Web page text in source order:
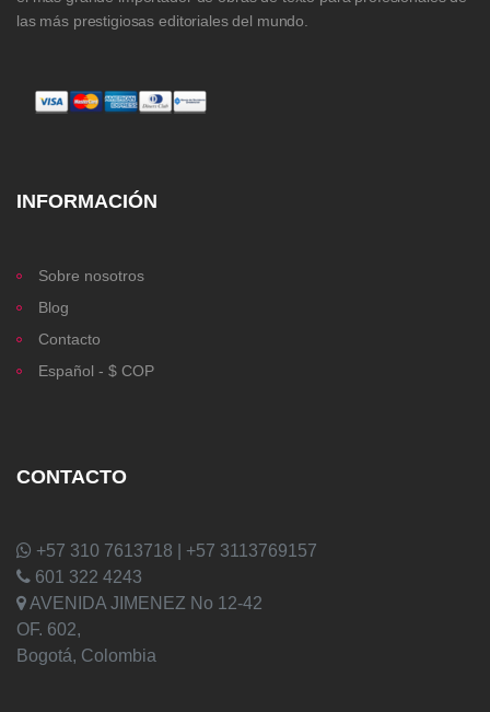
las más prestigiosas editoriales del mundo.
INFORMACIÓN
Sobre nosotros
Blog
Contacto
Español - $ COP
CONTACTO
+57 310 7613718 | +57 3113769157
601 322 4243
AVENIDA JIMENEZ No 12-42
OF. 602,
Bogotá, Colombia